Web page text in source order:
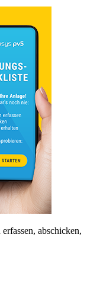
abschicken,